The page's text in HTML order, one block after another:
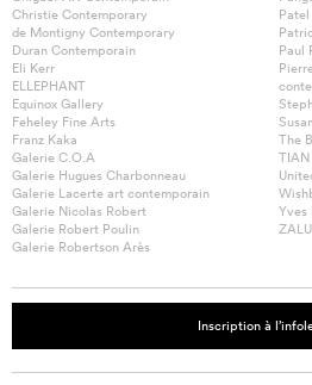
Christie Contemporary
de Montigny Contemporary
Duran Contemporain
Eli Kerr
ELLEPHANT
Equinox Gallery
Feheley Fine Arts
Franz Kaka
Galerie C.O.A
Galerie Hugues Charbonneau
Galerie Lacerte art contemporain
Galerie Nicolas Robert
Galerie Robert Poulin
Galerie Robertson Arès
Paul
The
Yves
Inscription à